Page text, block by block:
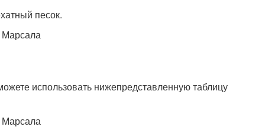
песок.
использовать нижепредставленную таблицу